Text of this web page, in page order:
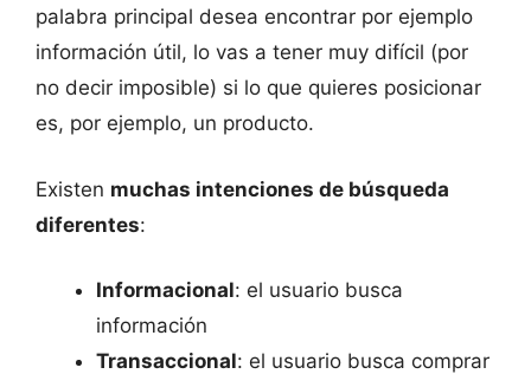
palabra principal desea encontrar por ejemplo
información útil, lo vas a tener muy difícil (por
no decir imposible) si lo que quieres posicionar
es, por ejemplo, un producto.
Existen muchas intenciones de búsqueda
diferentes:
Informacional: el usuario busca
información
Transaccional: el usuario busca comprar